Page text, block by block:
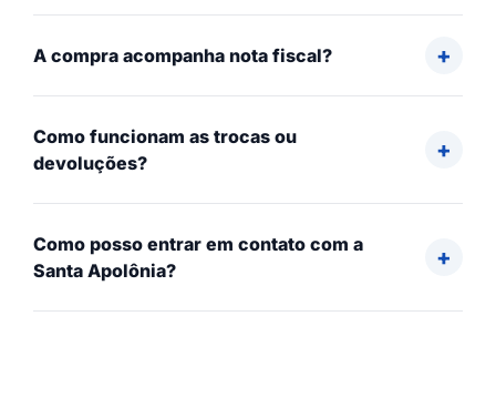
A compra acompanha nota fiscal?
Como funcionam as trocas ou
devoluções?
Como posso entrar em contato com a
Santa Apolônia?